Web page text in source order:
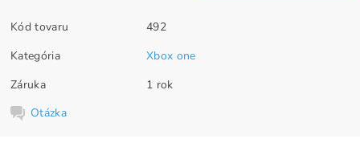
Kód tovaru
492
Kategória
Xbox one
Záruka
1 rok
Otázka